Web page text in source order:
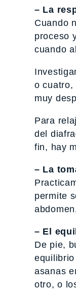
– La
Cuando
proceso
cuando
o cuatro,
muy
Para
del
fin, hay
– La
permite
– El
De pie,
asanas
otro, o